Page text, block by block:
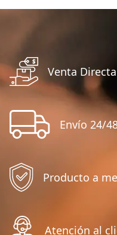
Venta Directa
Envío 24/
Producto a
Atención al